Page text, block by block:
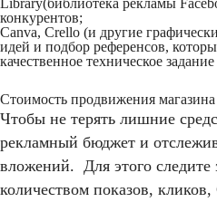
Library(библиотека рекламы
конкурентов;
Canva, Crello (и другие
идей и подбор референсов,
качественное техническое
Стоимость продвижения
Чтобы не терять лишние
рекламный бюджет и
вложений. Для этого следите
количеством показов,